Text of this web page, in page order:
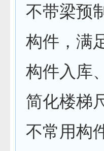
不带梁预
构件，满
构件入库
简化楼梯
不常用构